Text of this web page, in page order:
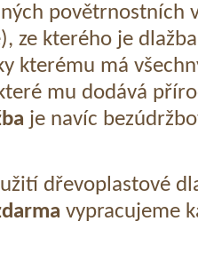
povětrnostních
ze kterého je
kterému má
mu dodává
je navíc
dřevoplastové
vypracujeme